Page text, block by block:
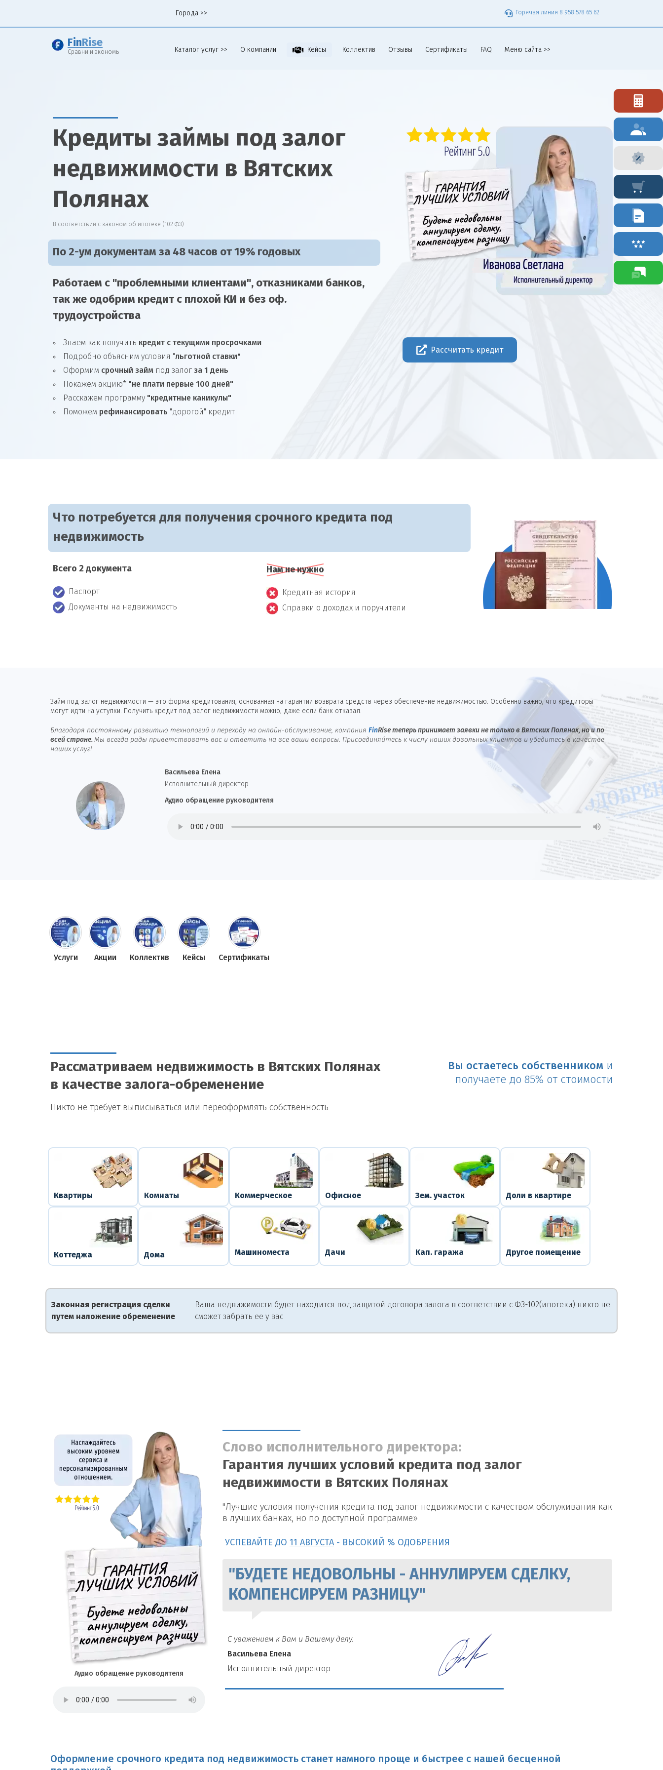
Города >> Горячая линия 8 958 578 65 62
Fin Rise
Сравни и экономь Каталог услуг >> О компании Кейсы Коллектив Отзывы Сертификаты FAQ Меню сайта >>
Кредиты займы под залог
недвижимости в Вятских
Полянах
В соответствии с законом об ипотеке (102 ФЗ)
По 2-ум документам за 48 часов от 19% годовых
Работаем с "проблемными клиентами", отказниками банков,
так же одобрим кредит с плохой КИ и без оф.
трудоустройства
Знаем как получить кредит с текущими просрочками
Подробно объясним условия "льготной ставки"
Оформим срочный займ под залог за 1 день
Покажем акцию* "не плати первые 100 дней"
Расскажем программу "кредитные каникулы"
Поможем рефинансировать "дорогой" кредит
Рассчитать кредит
Что потребуется для получения срочного кредита под
недвижимость
Всего 2 документа
Паспорт
Документы на недвижимость
Нам не нужно
Кредитная история
Справки о доходах и поручители
Займ под залог недвижимости — это форма кредитования, основанная на гарантии возврата средств через обеспечение недвижимостью. Особенно важно, что кредиторы
могут идти на уступки. Получить кредит под залог недвижимости можно, даже если банк отказал.
Благодаря постоянному развитию технологий и переходу на онлайн-обслуживание, компания FinRise теперь принимает заявки не только в Вятских Полянах, но и по
всей стране. Мы всегда рады приветствовать вас и ответить на все ваши вопросы. Присоединяйтесь к числу наших довольных клиентов и убедитесь в качестве
наших услуг!
Васильева Елена
И сполнительный директор
Аудио обращение руководителя
Услуги Акции Коллектив Кейсы Сертификаты
Рассматриваем недвижимость в Вятских Полянах
в качестве залога-обременение
Вы остаетесь собственником и
получаете до 85% от стоимости
Никто не требует выписываться или переоформлять собственность
Квартиры Комнаты Коммерческое Офисное Зем. участок Доли в квартире
Коттеджа Дома Машиноместа Дачи Кап. гаража Другое помещение
Законная регистрация сделки
путем наложение обременение
Ваша недвижимости будет находится под защитой договора залога в соответствии с ФЗ-102(ипотеки) никто не
сможет забрать ее у вас
Аудио обращение руководителя
Слово исполнительного директора:
Гарантия лучших условий кредита под залог
недвижимости в Вятских Полянах
"Лучшие условия получения кредита под залог недвижимости с качеством обслуживания как
в лучших банках, но по доступной программе»
УСПЕВАЙТЕ ДО 11 АВГУСТА - ВЫСОКИЙ % ОДОБРЕНИЯ
"БУДЕТЕ НЕДОВОЛЬНЫ - АННУЛИРУЕМ СДЕЛКУ,
КОМПЕНСИРУЕМ РАЗНИЦУ"
С уважением к Вам и Вашему делу.
Васильева Елена
И сполнительный директор
Оформление срочного кредита под недвижимость станет намного проще и быстрее с нашей бесценной